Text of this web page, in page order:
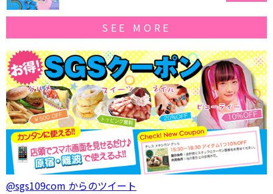
SEE MORE
@sgs109com からのツイート